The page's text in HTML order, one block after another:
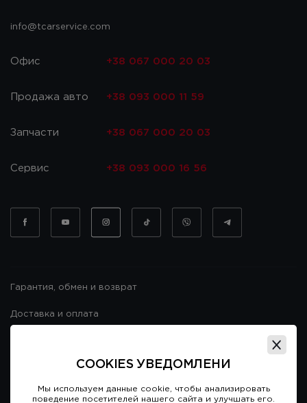
info@tcarservice.com
Офис +38 067 000 20 03
Продажа авто +38 093 000 11 59
Запчасти +38 067 000 20 03
Сервис +38 093 000 16 56
Гарантия, обмен и возврат
Доставка и оплата
Договор публичной оферты
COOKIES УВЕДОМЛЕНИ
Мы используем данные cookie, чтобы анализировать
поведение посетителей нашего сайта и улучшать его.